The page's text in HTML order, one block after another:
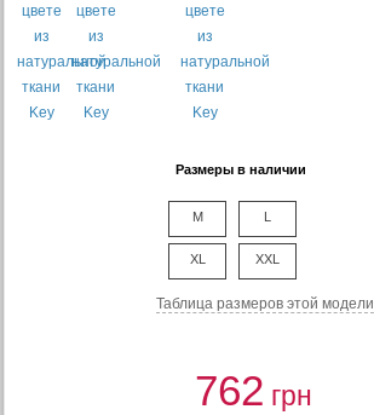
Размеры в наличии
M L
XL XXL
Таблица размеров этой модели
762 грн